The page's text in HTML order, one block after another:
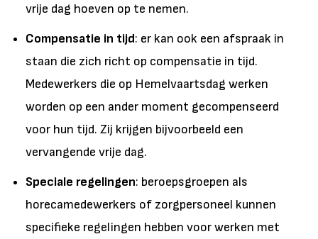
vrije dag hoeven op te nemen.
Compensatie in tijd: er kan ook een afspraak in
staan die zich richt op compensatie in tijd.
Medewerkers die op Hemelvaartsdag werken
worden op een ander moment gecompenseerd
voor hun tijd. Zij krijgen bijvoorbeeld een
vervangende vrije dag.
Speciale regelingen: beroepsgroepen als
horecamedewerkers of zorgpersoneel kunnen
specifieke regelingen hebben voor werken met